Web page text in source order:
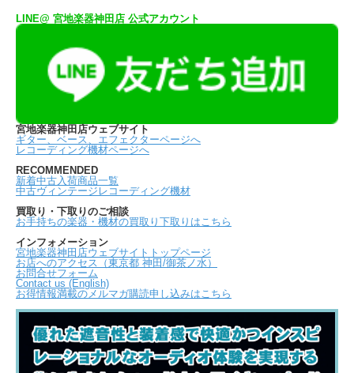
LINE@ 宮地楽器神田店 公式アカウント
宮地楽器神田店ウェブサイト
ギター、ベース、エフェクターページへ
レコーディング機材ページへ
RECOMMENDED
新着中古入荷商品一覧
中古ヴィンテージレコーディング機材
買取り・下取りのご相談
お手持ちの楽器・機材の買取り下取りはこちら
インフォメーション
宮地楽器神田店ウェブサイトトップページ
お店へのアクセス（東京都 神田/御茶ノ水）
お問合せフォーム
Contact us (English)
お得情報満載のメルマガ購読申し込みはこちら